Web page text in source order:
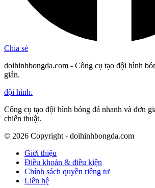
Chia sẻ
doihinhbongda.com - Công cụ tạo đội hình
giản.
đội hình.
Công cụ tạo đội hình bóng đá nhanh và đơn
chiến thuật.
© 2026 Copyright - doihinhbongda.com
Giới thiệu
Điều khoản & điều kiện
Chính sách quyền riêng tư
Liên hệ